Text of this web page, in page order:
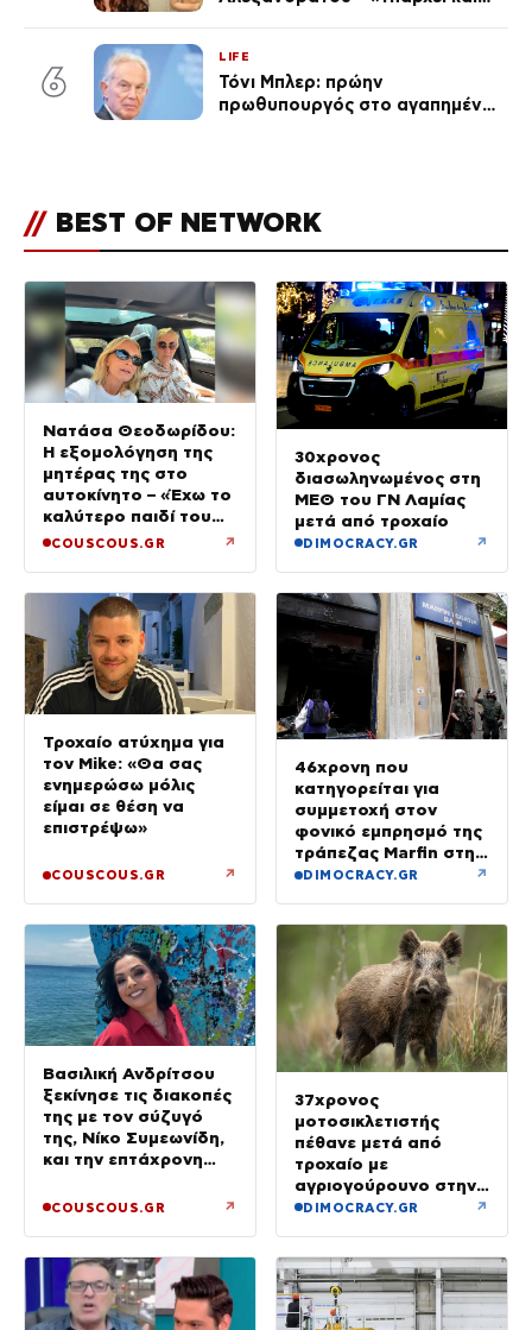
6
LIFE
Τόνι Μπλερ: πρώην
πρωθυπουργός στο αγαπημένο
// BEST OF NETWORK
Νατάσα Θεοδωρίδου:
Η εξομολόγηση της
μητέρας της στο
αυτοκίνητο – «Έχω το
καλύτερο παιδί του
κόσμου»
COUSCOUS.GR ↗
30χρονος
διασωληνωμένος στη
ΜΕΘ του ΓΝ Λαμίας
μετά από τροχαίο
DIMOCRACY.GR ↗
Τροχαίο ατύχημα για
τον Mike: «Θα σας
ενημερώσω μόλις
είμαι σε θέση να
επιστρέψω»
COUSCOUS.GR ↗
46χρονη που
κατηγορείται για
συμμετοχή στον
φονικό εμπρησμό της
τράπεζας Marfin στην
Αθήνα
DIMOCRACY.GR ↗
Βασιλική Ανδρίτσου
ξεκίνησε τις διακοπές
της με τον σύζυγό
της, Νίκο Συμεωνίδη,
και την επτάχρονη
COUSCOUS.GR ↗
37χρονος
μοτοσικλετιστής
πέθανε μετά από
τροχαίο με
αγριογούρουνο στην
Εύβοια
DIMOCRACY.GR ↗